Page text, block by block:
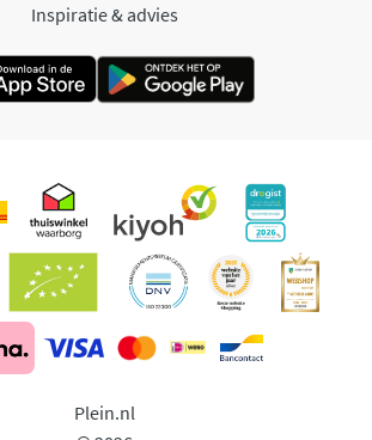
Inspiratie & advies
Plein.nl